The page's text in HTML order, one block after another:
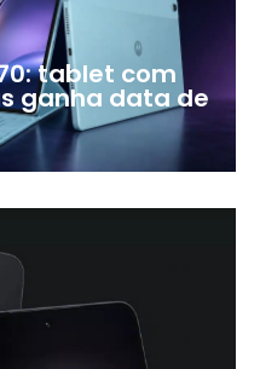
tablet com
ganha data de